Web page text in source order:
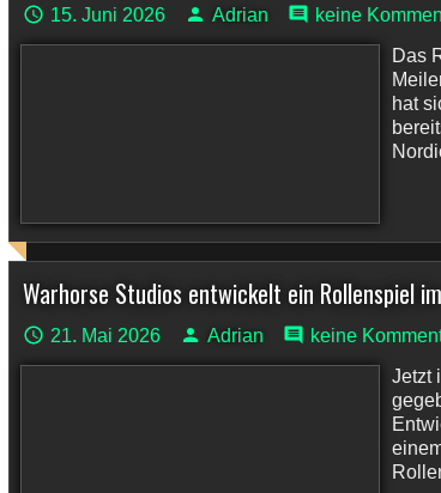
15. Juni 2026 Adrian
keine
Das
hat
Warhorse Studios entwickelt ein Rollenspiel
21. Mai 2026 Adrian
keine
Jetzt